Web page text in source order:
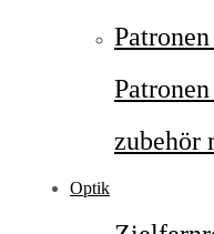
zubehör
Optik